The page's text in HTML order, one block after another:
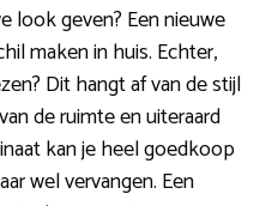
look geven? Een nieuwe
maken in huis. Echter,
Dit hangt af van de stijl
de ruimte en uiteraard
kan je heel goedkoop
wel vervangen. Een